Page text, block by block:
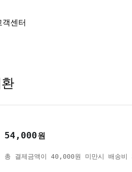
객센터
54,000원
총 결제금액이 40,000원 미만시 배송비